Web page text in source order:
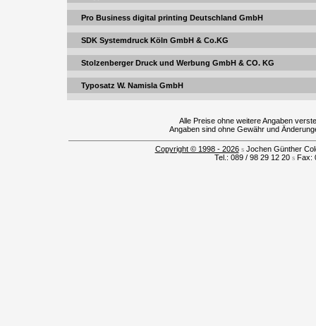
Pro Business digital printing Deutschland GmbH
SDK Systemdruck Köln GmbH & Co.KG
Stolzenberger Druck und Werbung GmbH & CO. KG
Typosatz W. Namisla GmbH
Alle Preise ohne weitere Angaben
Angaben sind ohne Gewähr und
Copyright © 1998 - 2026s Jochen Günther
Tel.: 089 / 98 29 12 20 s Fax: